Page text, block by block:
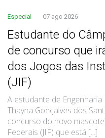
Especial 07 ago 2026
Estudante do
de concurso que
dos Jogos das
(JIF)
A estudante de
Thayna Gonçalves dos
concurso do novo
Federais (JIF) que está [...]